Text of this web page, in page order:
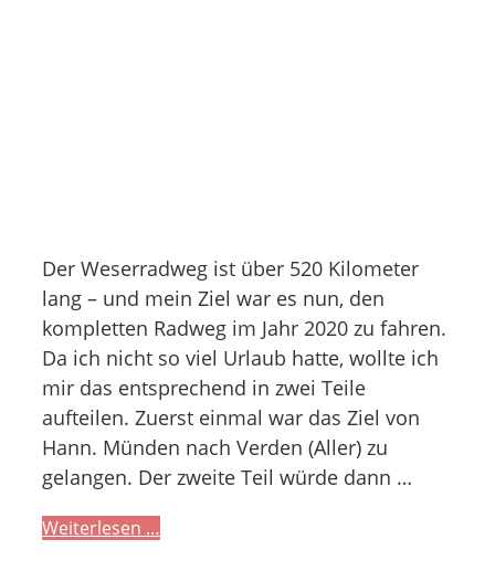
Der Weserradweg ist über 520 Kilometer
lang – und mein Ziel war es nun, den
kompletten Radweg im Jahr 2020 zu fahren.
Da ich nicht so viel Urlaub hatte, wollte ich
mir das entsprechend in zwei Teile
aufteilen. Zuerst einmal war das Ziel von
Hann. Münden nach Verden (Aller) zu
gelangen. Der zweite Teil würde dann …
Weiterlesen …